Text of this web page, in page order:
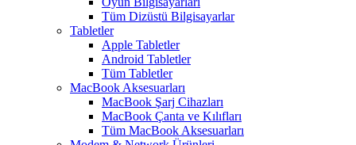
Tüm Dizüstü Bilgisayarlar
Tabletler
Apple Tabletler
Android Tabletler
Tüm Tabletler
MacBook Aksesuarları
MacBook Şarj Cihazları
MacBook Çanta ve Kılıfları
Tüm MacBook Aksesuarları